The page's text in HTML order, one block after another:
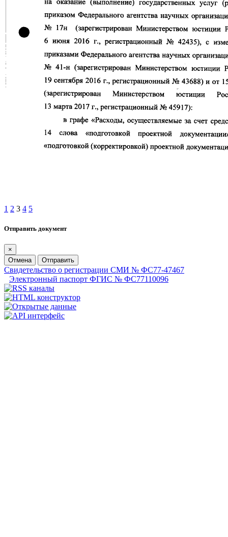
1 2 3 4 5
Отправить документ
×
Отмена
Отправить
Свидетельство о регистрации СМИ № ФС77-47467
Электронный паспорт ФГИС № ФС77110096